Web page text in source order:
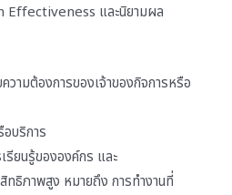
Effectiveness และนิยามผล
ามต้องการของเจ้าของกิจการหรือ
บริการ
ยนรู้ขององค์กร และ
ธิภาพสูง หมายถึง การทำงานที่